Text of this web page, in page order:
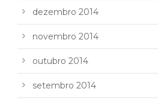
dezembro 2014
novembro 2014
outubro 2014
setembro 2014